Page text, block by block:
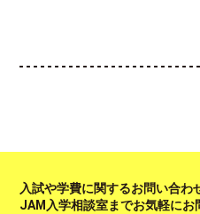
入試や学費に関するお問い合わ
JAM入学相談室までお気軽にお